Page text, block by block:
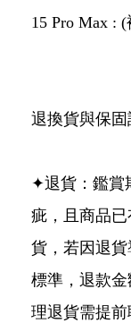
15 Pro Max :
退換貨與保固
✦退貨：鑑賞
疵，且商品
貨，若因退
標準，退款
理退貨需提